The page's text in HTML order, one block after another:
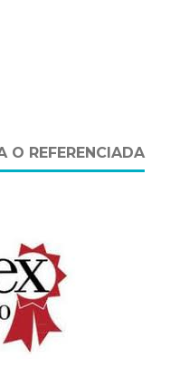
O REFERENCIADA